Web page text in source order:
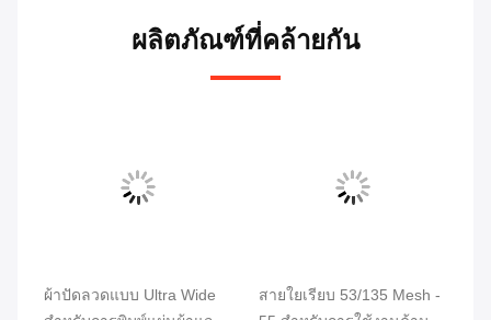
ผลิตภัณฑ์ที่คล้ายกัน
ผ้าปัดลวดแบบ Ultra Wide
สายใยเรียบ 53/135 Mesh -